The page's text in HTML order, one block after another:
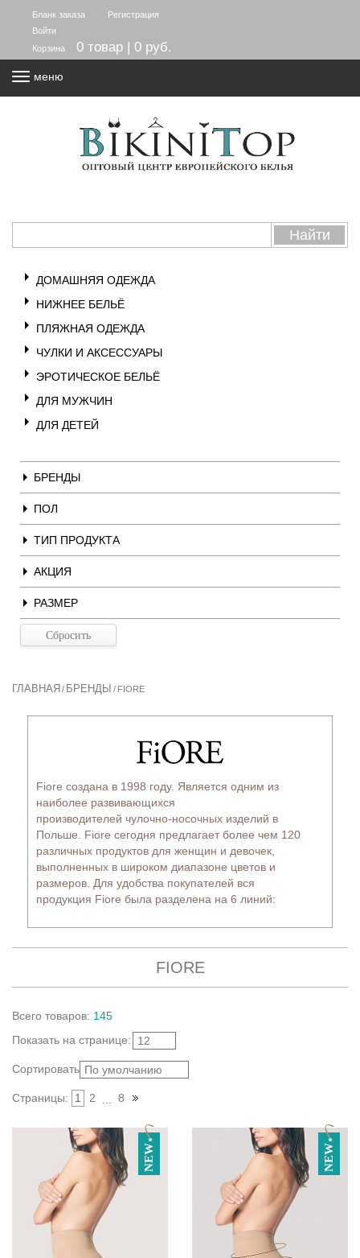
Бланк заказа
Регистрация
Войти
Корзина
0 товар | 0 руб.
меню
ДОМАШНЯЯ ОДЕЖДА
НИЖНЕЕ БЕЛЬЁ
ПЛЯЖНАЯ ОДЕЖДА
ЧУЛКИ И АКСЕССУАРЫ
ЭРОТИЧЕСКОЕ БЕЛЬЁ
ДЛЯ МУЖЧИН
ДЛЯ ДЕТЕЙ
БРЕНДЫ
ПОЛ
ТИП ПРОДУКТА
АКЦИЯ
РАЗМЕР
ГЛАВНАЯ / БРЕНДЫ / FIORE
Fiore создана в 1998 году. Является одним из
наиболее развивающихся
производителей чулочно-носочных изделий в
Польше. Fiore сегодня предлагает более чем 120
различных продуктов для женщин и девочек,
выполненных в широком диапазоне цветов и
размеров. Для удобства покупателей вся
продукция Fiore была разделена на 6 линий:
FIORE
Всего товаров: 145
Показать на странице: 12
Сортировать: По умолчанию
Страницы: 1 2 8
NEW NEW